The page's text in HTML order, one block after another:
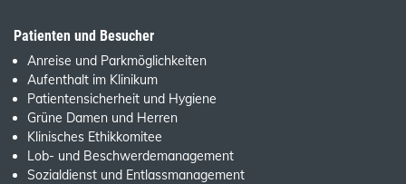
Patienten und Besucher
Anreise und Parkmöglichkeiten
Aufenthalt im Klinikum
Patientensicherheit und Hygiene
Grüne Damen und Herren
Klinisches Ethikkomitee
Lob- und Beschwerdemanagement
Sozialdienst und Entlassmanagement